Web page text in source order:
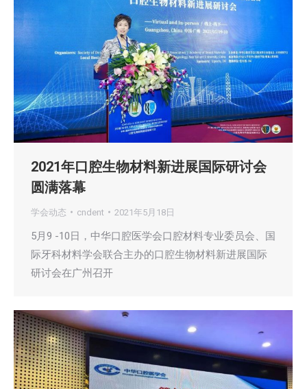
2021年口腔生物材料新进展国际研讨会
圆满落幕
学会动态 cndent 2021年5月18日
5月9 -10日，中华口腔医学会口腔材料专业委员会、国
际牙科材料学会联合主办的口腔生物材料新进展国际
研讨会在广州召开